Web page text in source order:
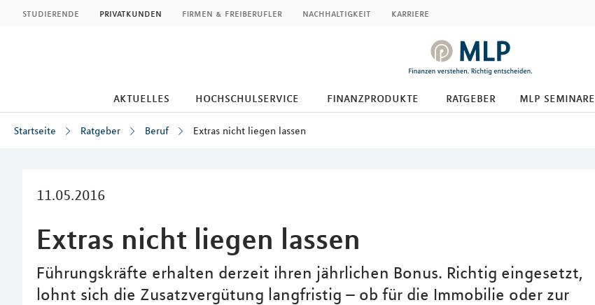
studierende privatkunden firmen & freiberufler nachhaltigkeit karriere
aktuelles hochschulservice finanzprodukte ratgeber mlp seminare
Startseite Ratgeber Beruf Extras nicht liegen lassen
11.05.2016
Extras nicht liegen lassen
Führungskräfte erhalten derzeit ihren jährlichen Bonus. Richtig eingesetzt,
lohnt sich die Zusatzvergütung langfristig – ob für die Immobilie oder zur